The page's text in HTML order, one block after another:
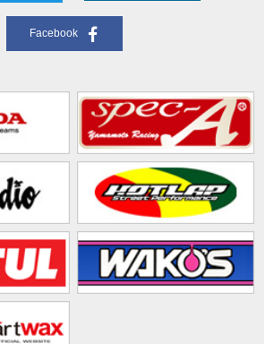
Facebook